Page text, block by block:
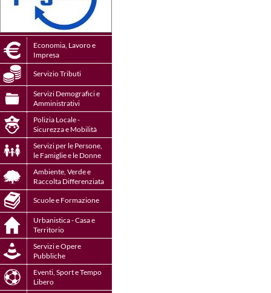
Economia, Lavoro e
Impresa
Servizio Tributi
Servizi Demografici e
Amministrativi
Polizia Locale -
Sicurezza e Mobilità
Servizi per le Persone,
le Famiglie e le Donne
Ambiente, Verde e
Raccolta Differenziata
Scuole e Formazione
Urbanistica - Casa e
Territorio
Servizi e Opere
Pubbliche
Eventi, Sport e Tempo
Libero